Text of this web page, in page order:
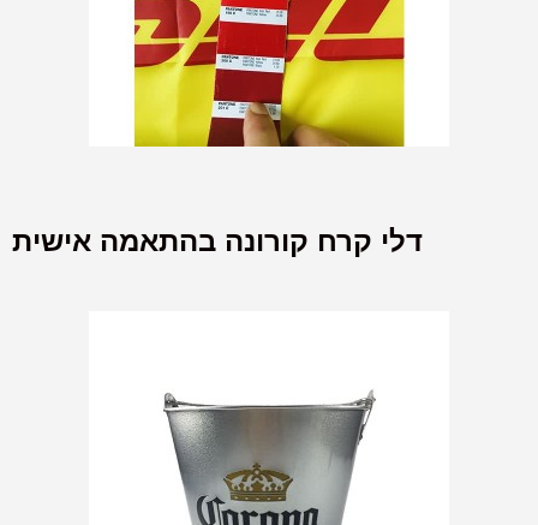
דלי קרח קורונה בהתאמה אישית